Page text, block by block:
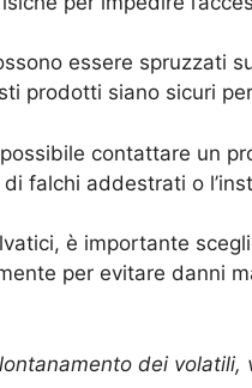
essere
prodotti siano sicuri
contattare un
falchi addestrati o
è importante
per evitare danni
dei